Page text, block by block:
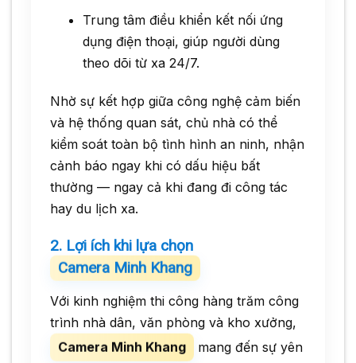
Trung tâm điều khiển kết nối ứng
dụng điện thoại, giúp người dùng
theo dõi từ xa 24/7.
Nhờ sự kết hợp giữa công nghệ cảm biến
và hệ thống quan sát, chủ nhà có thể
kiểm soát toàn bộ tình hình an ninh, nhận
cảnh báo ngay khi có dấu hiệu bất
thường — ngay cả khi đang đi công tác
hay du lịch xa.
2. Lợi ích khi lựa chọn
Camera Minh Khang
Với kinh nghiệm thi công hàng trăm công
trình nhà dân, văn phòng và kho xưởng,
Camera Minh Khang
mang đến sự yên